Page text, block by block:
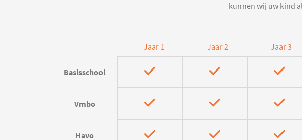
kunnen wij uw kind
Jaar 1 Jaar 2 Jaar 3
Basisschool
Vmbo
Havo